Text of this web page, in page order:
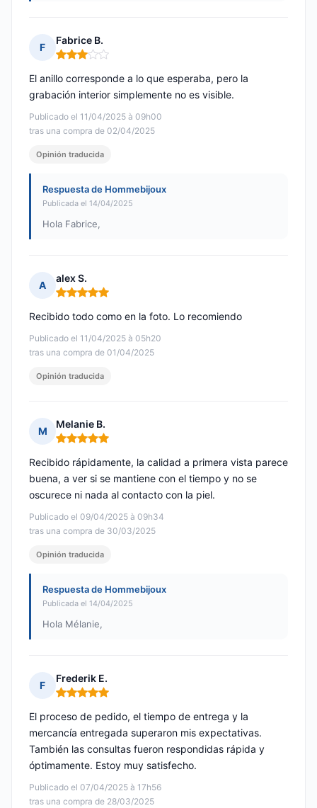
F
Fabrice B.
Nota: 3 de 5
Publicado el 11/04/2025 à 09h00
tras una compra de 02/04/2025
El anillo corresponde a lo que esperaba, pero la
grabación interior simplemente no es visible.
Opinión traducida
Respuesta de Hommebijoux
Publicada el 14/04/2025
Hola Fabrice,
A
alex S.
Nota: 5 de 5
Publicado el 11/04/2025 à 05h20
tras una compra de 01/04/2025
Recibido todo como en la foto. Lo recomiendo
Opinión traducida
M
Melanie B.
Nota: 5 de 5
Publicado el 09/04/2025 à 09h34
tras una compra de 30/03/2025
Recibido rápidamente, la calidad a primera vista parece
buena, a ver si se mantiene con el tiempo y no se
oscurece ni nada al contacto con la piel.
Opinión traducida
Respuesta de Hommebijoux
Publicada el 14/04/2025
Hola Mélanie,
F
Frederik E.
Nota: 5 de 5
Publicado el 07/04/2025 à 17h56
tras una compra de 28/03/2025
El proceso de pedido, el tiempo de entrega y la
mercancía entregada superaron mis expectativas.
También las consultas fueron respondidas rápida y
óptimamente. Estoy muy satisfecho.